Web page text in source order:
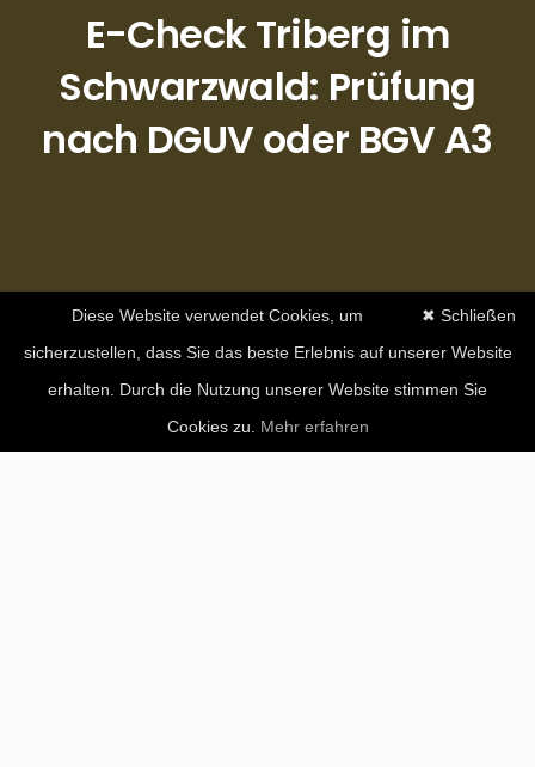
E-Check Triberg im
Schwarzwald: Prüfung
nach DGUV oder BGV A3
✖ Schließen
Diese Website verwendet Cookies, um
sicherzustellen, dass Sie das beste Erlebnis auf unserer Website
erhalten. Durch die Nutzung unserer Website stimmen Sie
Cookies zu. Mehr erfahren